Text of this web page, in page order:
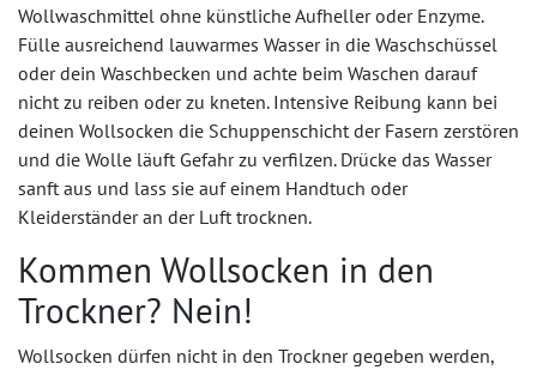
Wollwaschmittel ohne künstliche Aufheller oder Enzyme.
Fülle ausreichend lauwarmes Wasser in die Waschschüssel
oder dein Waschbecken und achte beim Waschen darauf
nicht zu reiben oder zu kneten. Intensive Reibung kann bei
deinen Wollsocken die Schuppenschicht der Fasern zerstören
und die Wolle läuft Gefahr zu verfilzen. Drücke das Wasser
sanft aus und lass sie auf einem Handtuch oder
Kleiderständer an der Luft trocknen.
Kommen Wollsocken in den
Trockner? Nein!
Wollsocken dürfen nicht in den Trockner gegeben werden,